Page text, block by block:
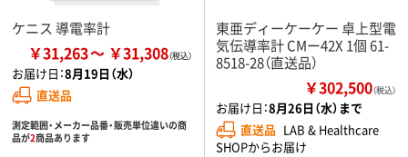
ケニス 導電率計
￥31,263 ￥31,308
お届け日：8月19日（水）
直送品
測定範囲・メーカー品番・販売単位違いの商
品が2商品あります
東亜ディーケーケー 卓上型電
気伝導率計 CMー42X 1個 61-
8518-28（直送品）
￥302,500（税込）
お届け日：8月26日（水）まで
直送品 LAB & Healthcare
SHOPからお届け